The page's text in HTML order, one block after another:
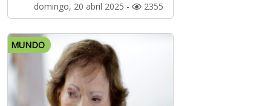
domingo, 20 abril 2025 - 2355
MUNDO